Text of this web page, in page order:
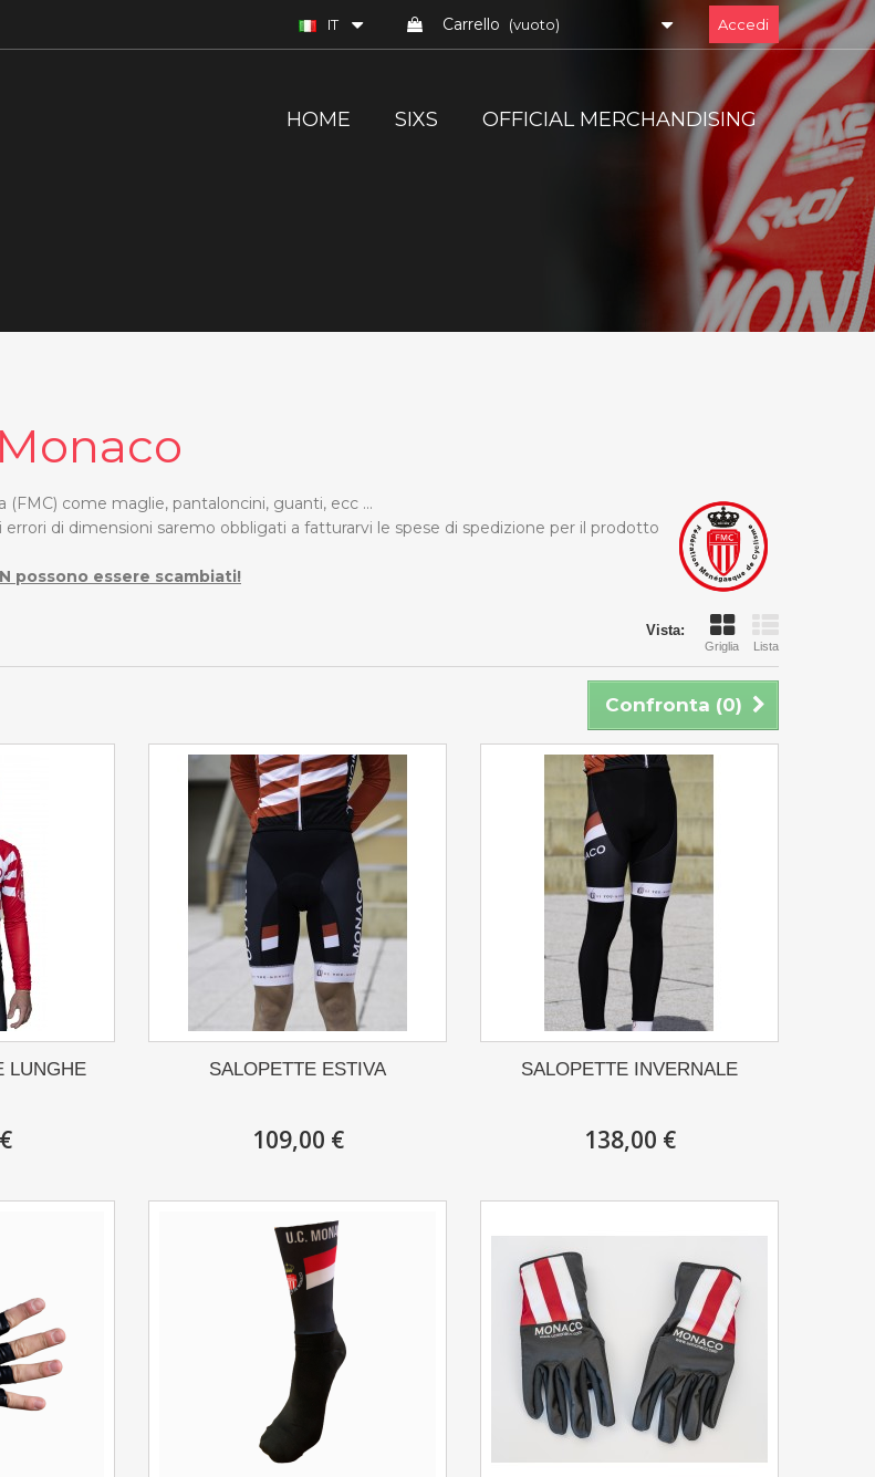
Accedi
Carrello (vuoto)
IT
HOME SIXS OFFICIAL MERCHANDISING
come maglie, pantaloncini, guanti, ecc ...
di dimensioni saremo obbligati a fatturarvi le spese di spedizione per il prodotto
possono essere scambiati!
Vista:
Griglia Lista
Confronta (0)
LUNGHE SALOPETTE ESTIVA
109,00 €
SALOPETTE INVERNALE
138,00 €